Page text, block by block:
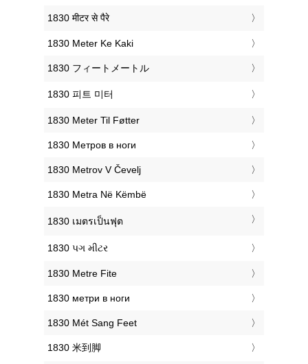
‎1830 मीटर से पैरे
‎1830 Meter Ke Kaki
‎1830 フィートメートル
‎1830 피트 미터
‎1830 Meter Til Føtter
‎1830 Метров в ноги
‎1830 Metrov V Čevelj
‎1830 Metra Në Këmbë
‎1830 เมตรเป็นฟุต
‎1830 પગ મીટર
‎1830 Metre Fite
‎1830 метри в ноги
‎1830 Mét Sang Feet
‎1830 米到脚